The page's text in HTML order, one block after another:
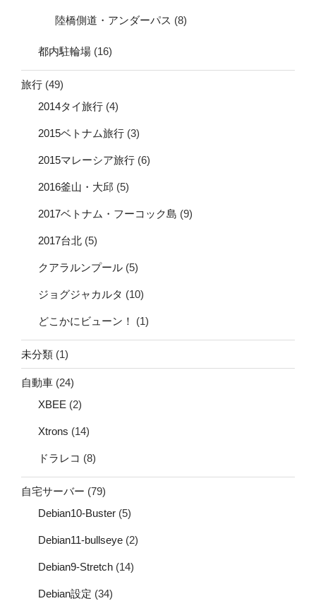
陸橋側道・アンダーパス (8)
都内駐輪場 (16)
旅行 (49)
2014タイ旅行 (4)
2015ベトナム旅行 (3)
2015マレーシア旅行 (6)
2016釜山・大邱 (5)
2017ベトナム・フーコック島 (9)
2017台北 (5)
クアラルンプール (5)
ジョグジャカルタ (10)
どこかにビューン！ (1)
未分類 (1)
自動車 (24)
XBEE (2)
Xtrons (14)
ドラレコ (8)
自宅サーバー (79)
Debian10-Buster (5)
Debian11-bullseye (2)
Debian9-Stretch (14)
Debian設定 (34)